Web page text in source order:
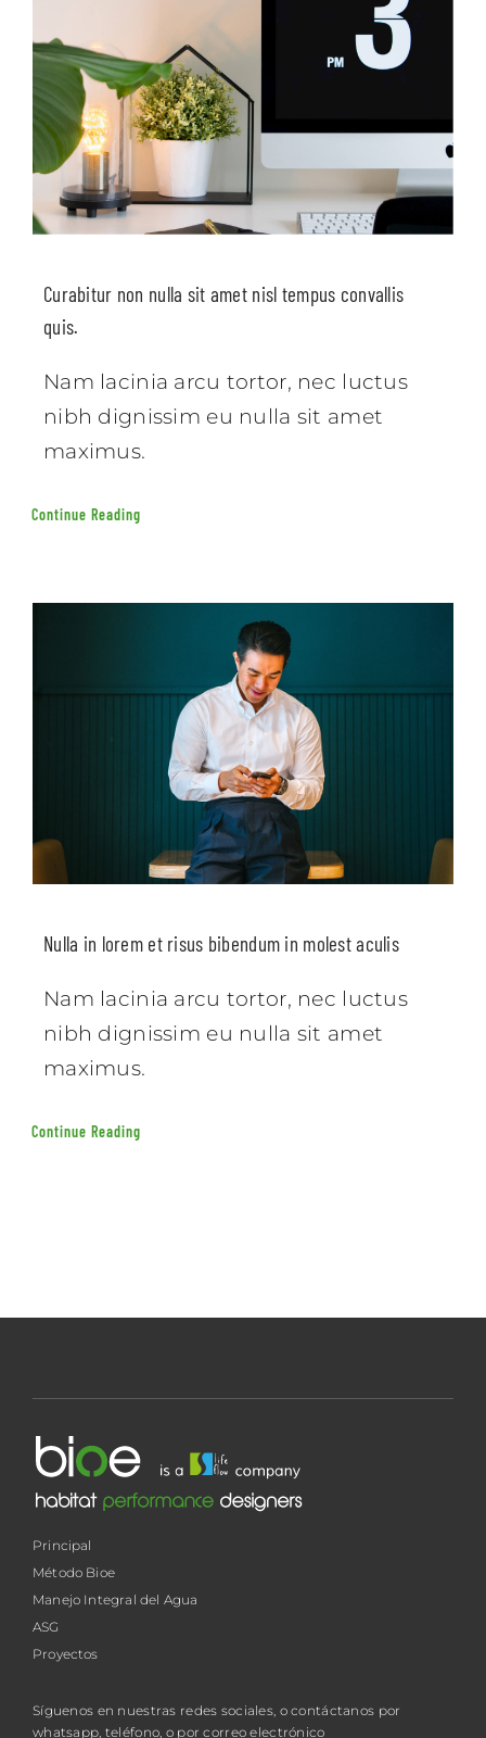
Curabitur non nulla sit amet nisl tempus convallis
quis.
Nam lacinia arcu tortor, nec luctus
nibh dignissim eu nulla sit amet
maximus.
Continue Reading
Nulla in lorem et risus bibendum in molest aculis
Nam lacinia arcu tortor, nec luctus
nibh dignissim eu nulla sit amet
maximus.
Continue Reading
Principal
Método Bioe
Manejo Integral del Agua
ASG
Proyectos
Síguenos en nuestras redes sociales, o contáctanos por
whatsapp, teléfono, o por correo electrónico